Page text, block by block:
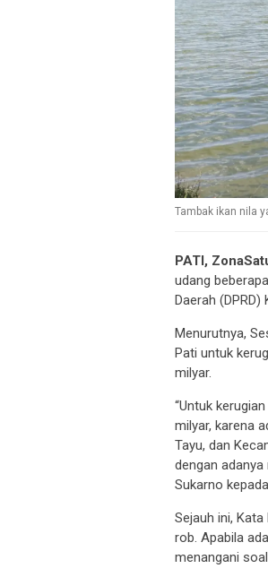
Tambak ikan nila
PATI,
udang
Daerah
Menurutnya,
Pati untuk
milyar.
“Untuk
milyar, karena
Tayu, dan
dengan adanya
Sukarno
Sejauh ini,
rob. Apabila
menangani